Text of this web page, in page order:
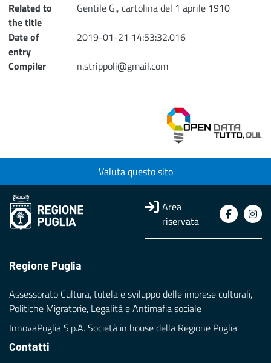
Related to
the title
Gentile G., cartolina del 1 aprile 1910
Date of
entry
2019-01-21 14:53:32.016
Compiler
n.strippoli@gmail.com
Valuta questo sito
Area
riservata
Regione Puglia
Assessorato Cultura, tutela e sviluppo delle imprese culturali,
Politiche Migratorie, Legalità e Antimafia sociale
InnovaPuglia S.p.A. Società in house della Regione Puglia
Contatti